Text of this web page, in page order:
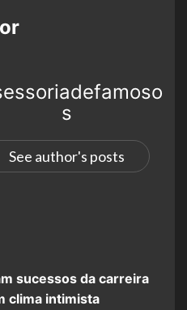
s
See author's posts
sucessos da carreira
clima intimista